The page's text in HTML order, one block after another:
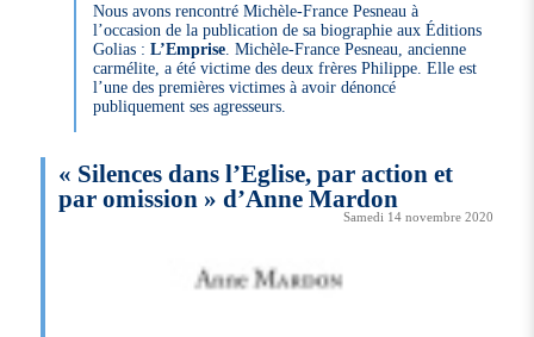
Nous avons rencontré Michèle-France Pesneau à
l’occasion de la publication de sa biographie aux Éditions
Golias :L’Emprise. Michèle-France Pesneau, ancienne
carmélite, a été victime des deux frères Philippe. Elle est
l’une des premières victimes à avoir dénoncé
publiquement ses agresseurs.
« Silences dans l’Eglise, par action et
par omission » d’Anne Mardon
Samedi 14 novembre 2020